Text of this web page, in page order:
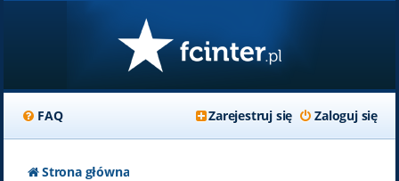
FAQ Zaloguj się
Zarejestruj się
Strona główna